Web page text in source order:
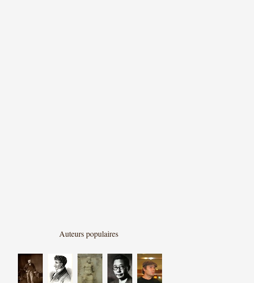
Auteurs populaires